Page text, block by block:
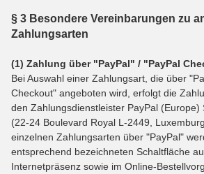
§ 3 Besondere Vereinbarungen zu
Zahlungsarten
(1) Zahlung über "PayPal" / "PayPal
Bei Auswahl einer Zahlungsart, die über
Checkout" angeboten wird, erfolgt die
den Zahlungsdienstleister PayPal (Europe)
(22-24 Boulevard Royal L-2449,
einzelnen Zahlungsarten über "PayPal"
entsprechend bezeichneten Schaltfläche
Internetpräsenz sowie im Online-